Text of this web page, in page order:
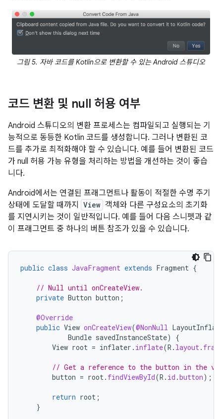
그림 5. 자바 코드를 Kotlin으로 변환할 수 있는 Android 스튜디오
코드 변환 및 null 허용 여부
Android 스튜디오의 변환 프로세스는 컴파일되고 실행되는 기
능적으로 동등한 Kotlin 코드를 생성합니다. 그러나 변환된 코
드를 추가로 최적화해야 할 수 있습니다. 예를 들어 변환된 코드
가 null 허용 가능 유형을 처리하는 방법을 개선하는 것이 좋습
니다.
Android에서는 연결된 프래그먼트나 활동이 적절한 수명 주기
상태에 도달할 때까지
View 객체와 다른 구성요소의 초기화
를 지연시키는 것이 일반적입니다. 예를 들어 다음 스니펫과 같
이 프래그먼트 중 하나의 버튼 참조가 있을 수 있습니다.
public class JavaFragment extends Fragment {
// Null until onCreateView.
private Button button ;
@Override
public View onCreateView(@NonNull
Bundle savedInstanceState)
{
View root = inflater . inflate(R . layout.
// Get a reference to the button in the
button = root. findViewById(R . id .button);
return root ;
}